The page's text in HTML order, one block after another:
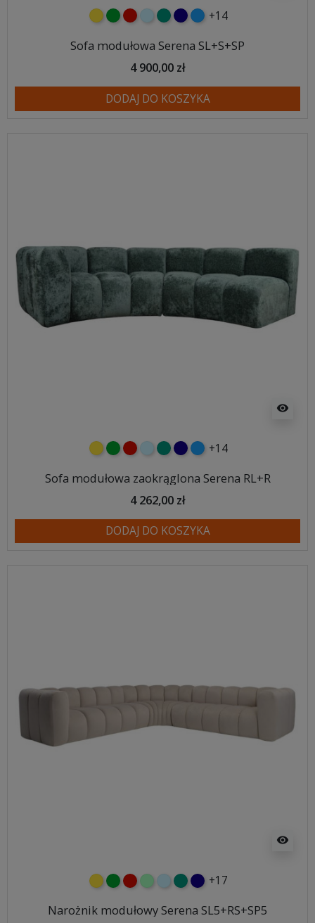
żółtyzielonyczerwony
błękitnyturkusowy
granatowy
niebieski
+14
Sofa modułowa Serena SL+S+SP
4 900,00 zł
DODAJ DO KOSZYKA
visibility
żółtyzielonyczerwony
błękitnyturkusowy
granatowy
niebieski
+14
Sofa modułowa zaokrąglona Serena RL+R
4 262,00 zł
DODAJ DO KOSZYKA
visibility
żółtyzielonyczerwony
miętowybłękitnyturkusowy
granatowy
+17
Narożnik modułowy Serena SL5+RS+SP5